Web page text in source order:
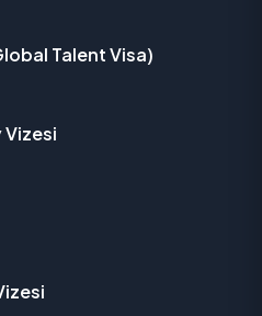
Talent Visa)
Vizesi